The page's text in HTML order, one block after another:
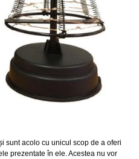
sunt acolo cu unicul scop de a oferi
prezentate în ele. Acestea nu vor